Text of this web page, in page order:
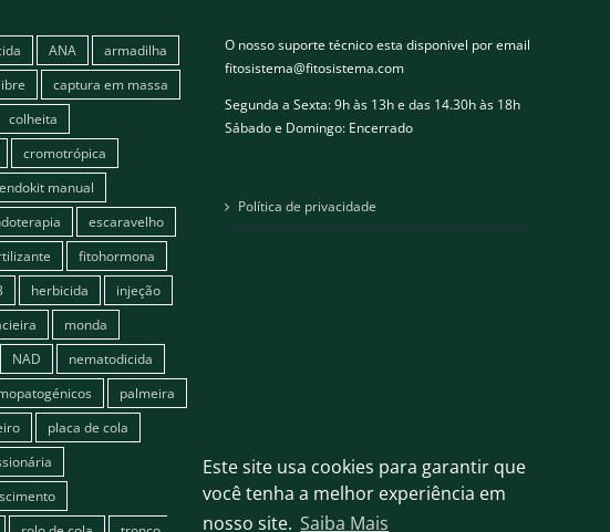
Este site usa cookies para garantir que
você tenha a melhor experiência em
nosso site. Saiba Mais
ANA
armadilha
captura em massa
colheita
cromotrópica
endokit manual
escaravelho
fitohormona
herbicida
injeção
monda
NAD
nematodicida
palmeira
placa de cola
O nosso suporte técnico esta disponivel por email
fitosistema@fitosistema.com
Segunda a Sexta: 9h às 13h e das 14.30h às 18h
Sábado e Domingo: Encerrado
Política de privacidade